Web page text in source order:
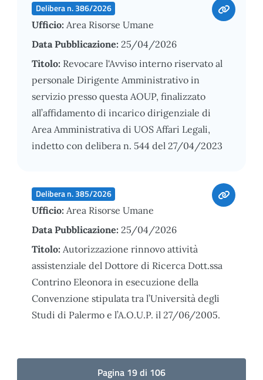
Delibera n. 386/2026
Ufficio: Area Risorse Umane
Data Pubblicazione: 25/04/2026
Titolo: Revocare l'Avviso interno riservato al
personale Dirigente Amministrativo in
servizio presso questa AOUP, finalizzato
all’affidamento di incarico dirigenziale di
Area Amministrativa di UOS Affari Legali,
indetto con delibera n. 544 del 27/04/2023
Delibera n. 385/2026
Ufficio: Area Risorse Umane
Data Pubblicazione: 25/04/2026
Titolo: Autorizzazione rinnovo attività
assistenziale del Dottore di Ricerca Dott.ssa
Contrino Eleonora in esecuzione della
Convenzione stipulata tra l’Università degli
Studi di Palermo e l’A.O.U.P. il 27/06/2005.
Pagina 19 di 106